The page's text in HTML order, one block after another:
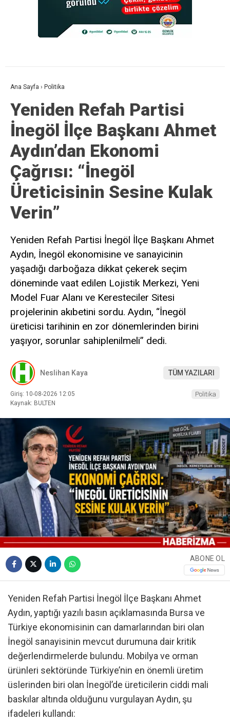
Ana Sayfa › Politika
Yeniden Refah Partisi
İnegöl İlçe Başkanı Ahmet
Aydın’dan Ekonomi
Çağrısı: “İnegöl
Üreticisinin Sesine Kulak
Verin”
Yeniden Refah Partisi İnegöl İlçe Başkanı Ahmet
Aydın, İnegöl ekonomisine ve sanayicinin
yaşadığı darboğaza dikkat çekerek seçim
döneminde vaat edilen Lojistik Merkezi, Yeni
Model Fuar Alanı ve Keresteciler Sitesi
projelerinin akıbetini sordu. Aydın, “İnegöl
üreticisi tarihinin en zor dönemlerinden birini
yaşıyor, sorunlar sahiplenilmeli” dedi.
Neslihan Kaya TÜM YAZILARI
Giriş: 10-08-2026 12:05
Kaynak: BULTEN
Politika
ABONE OL
Yeniden Refah Partisi İnegöl İlçe Başkanı Ahmet
Aydın, yaptığı yazılı basın açıklamasında Bursa ve
Türkiye ekonomisinin can damarlarından biri olan
İnegöl sanayisinin mevcut durumuna dair kritik
değerlendirmelerde bulundu. Mobilya ve orman
ürünleri sektöründe Türkiye’nin en önemli üretim
üslerinden biri olan İnegöl’de üreticilerin ciddi mali
baskılar altında olduğunu vurgulayan Aydın, şu
ifadeleri kullandı: